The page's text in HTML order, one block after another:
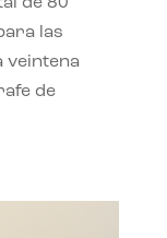
las
veintena
de